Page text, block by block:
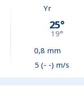
Yr
25°
19°
0,8 mm
5 (- -) m/s